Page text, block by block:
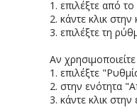
1. επιλέξτε από
2. κάντε κλικ
3. επιλέξτε τη
Αν
1. επιλέξτε
2. στην ενότητα
3. κάντε κλικ